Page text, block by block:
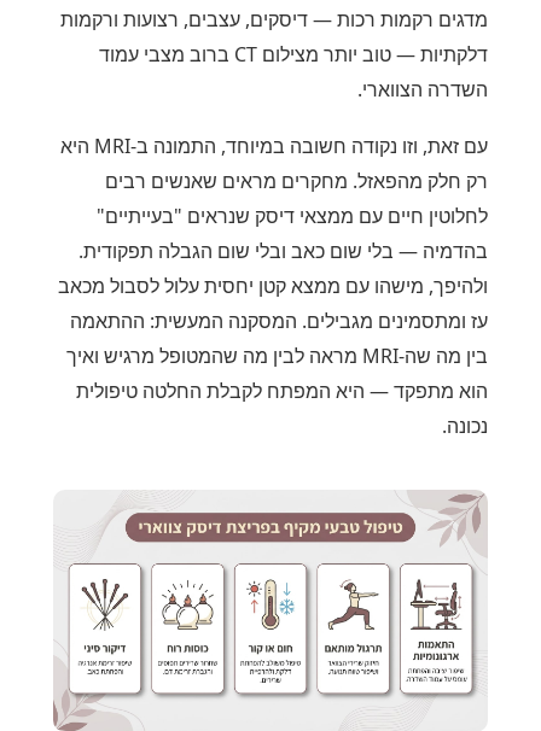
מדגים רקמות רכות — דיסקים, עצבים, רצועות ורקמות
דלקתיות — טוב יותר מצילום CT ברוב מצבי עמוד
השדרה הצווארי.
עם זאת, וזו נקודה חשובה במיוחד, התמונה ב-MRI היא
רק חלק מהפאזל. מחקרים מראים שאנשים רבים
לחלוטין חיים עם ממצאי דיסק שנראים "בעייתיים"
בהדמיה — בלי שום כאב ובלי שום הגבלה תפקודית.
ולהיפך, מישהו עם ממצא קטן יחסית עלול לסבול מכאב
עז ומתסמינים מגבילים. המסקנה המעשית: ההתאמה
בין מה שה-MRI מראה לבין מה שהמטופל מרגיש ואיך
הוא מתפקד — היא המפתח לקבלת החלטה טיפולית
נכונה.